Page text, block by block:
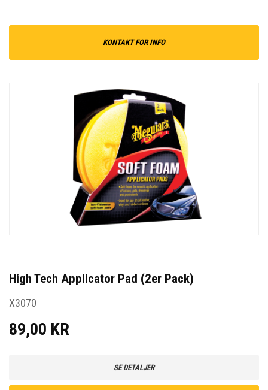
KONTAKT FOR INFO
High Tech Applicator Pad (2er Pack)
X3070
89,00 KR
SE DETALJER